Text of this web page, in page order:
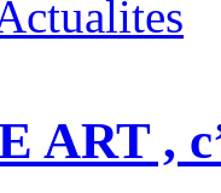
ART ,